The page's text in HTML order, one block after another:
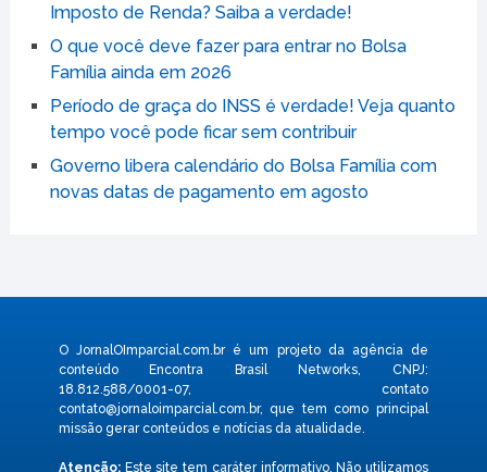
Imposto de Renda? Saiba a verdade!
O que você deve fazer para entrar no Bolsa
Família ainda em 2026
Período de graça do INSS é verdade! Veja quanto
tempo você pode ficar sem contribuir
Governo libera calendário do Bolsa Família com
novas datas de pagamento em agosto
O JornalOImparcial.com.br é um projeto da agência de
conteúdo Encontra Brasil Networks, CNPJ:
18.812.588/0001-07, contato
contato@jornaloimparcial.com.br, que tem como principal
missão gerar conteúdos e notícias da atualidade.
Atenção:Este site tem caráter informativo. Não utilizamos